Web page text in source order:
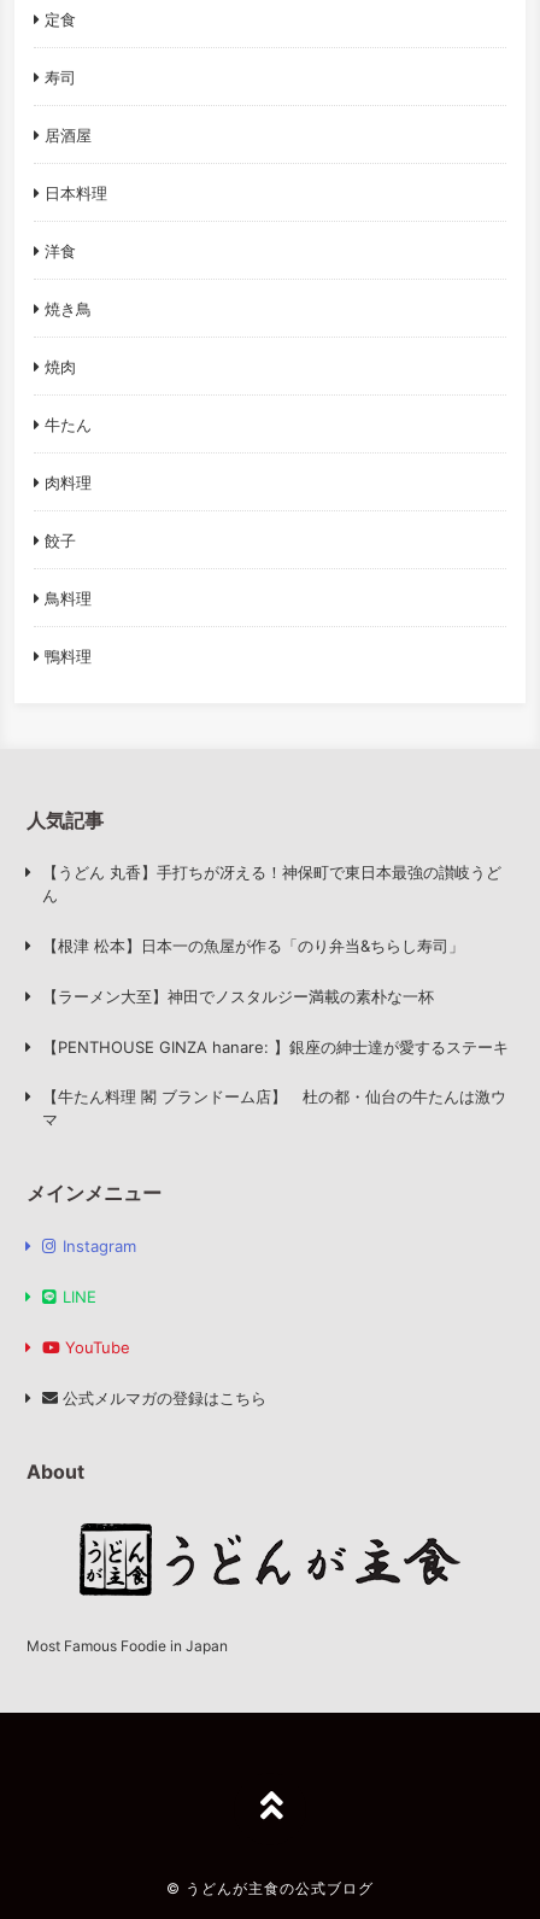
定食
寿司
居酒屋
日本料理
洋食
焼き鳥
焼肉
牛たん
肉料理
餃子
鳥料理
鴨料理
人気記事
【うどん 丸香】手打ちが冴える！神保町で東日本最強の讃岐うど
ん
【根津 松本】日本一の魚屋が作る「のり弁当&ちらし寿司」
【ラーメン大至】神田でノスタルジー満載の素朴な一杯
【PENTHOUSE GINZA hanare: 】銀座の紳士達が愛するステーキ
【牛たん料理 閣 ブランドーム店】 杜の都・仙台の牛たんは激ウ
マ
メインメニュー
Instagram
LINE
YouTube
公式メルマガの登録はこちら
About
Most Famous Foodie in Japan
TOPへ
© うどんが主食の公式ブログ